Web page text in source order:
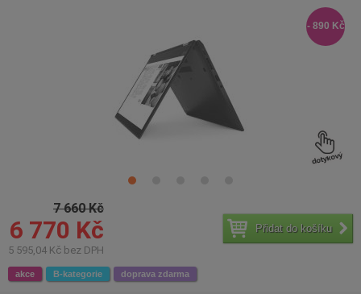
7 660 Kč
6 770 Kč
5 595,04 Kč bez DPH
Přidat do košíku
akce B-kategorie doprava zdarma
- 890 Kč